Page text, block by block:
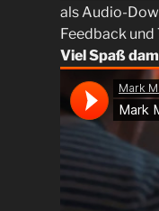
als Audio-
Feedback
Viel Spaß